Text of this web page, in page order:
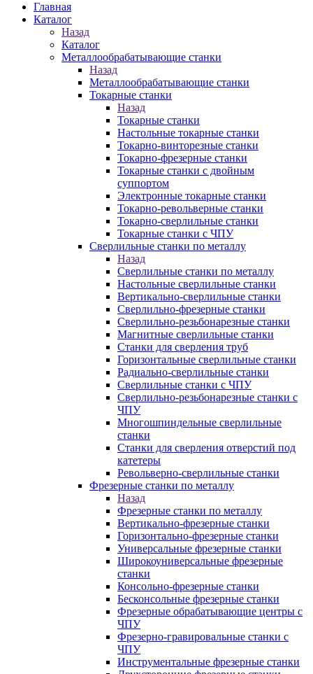
Главная
Каталог
Назад
Каталог
Металлообрабатывающие станки
Назад
Металлообрабатывающие станки
Токарные станки
Назад
Токарные станки
Настольные токарные станки
Токарно-винторезные станки
Токарно-фрезерные станки
Токарные станки с двойным
суппортом
Электронные токарные станки
Токарно-револьверные станки
Токарно-сверлильные станки
Токарные станки с ЧПУ
Сверлильные станки по металлу
Назад
Сверлильные станки по металлу
Настольные сверлильные станки
Вертикально-сверлильные станки
Сверлильно-фрезерные станки
Сверлильно-резьбонарезные станки
Магнитные сверлильные станки
Станки для сверления труб
Горизонтальные сверлильные станки
Радиально-сверлильные станки
Сверлильные станки с ЧПУ
Сверлильно-резьбонарезные станки с
ЧПУ
Многошпиндельные сверлильные
станки
Станки для сверления отверстий под
катетеры
Револьверно-сверлильные станки
Фрезерные станки по металлу
Назад
Фрезерные станки по металлу
Вертикально-фрезерные станки
Горизонтально-фрезерные станки
Универсальные фрезерные станки
Широкоуниверсальные фрезерные
станки
Консольно-фрезерные станки
Бесконсольные фрезерные станки
Фрезерные обрабатывающие центры с
ЧПУ
Фрезерно-гравировальные станки с
ЧПУ
Инструментальные фрезерные станки